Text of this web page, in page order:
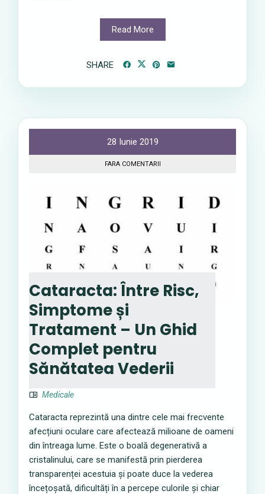
Read More
SHARE
28 Iunie 2019
FARA COMENTARII
Cataracta: Între Risc,
Simptome și
Tratament – Un Ghid
Complet pentru
Sănătatea Vederii
Medicale
Cataracta reprezintă una dintre cele mai frecvente
afecțiuni oculare care afectează milioane de oameni
din întreaga lume. Este o boală degenerativă a
cristalinului, care se manifestă prin pierderea
transparenței acestuia și poate duce la vederea
încețoșată, dificultăți în a percepe culorile și chiar